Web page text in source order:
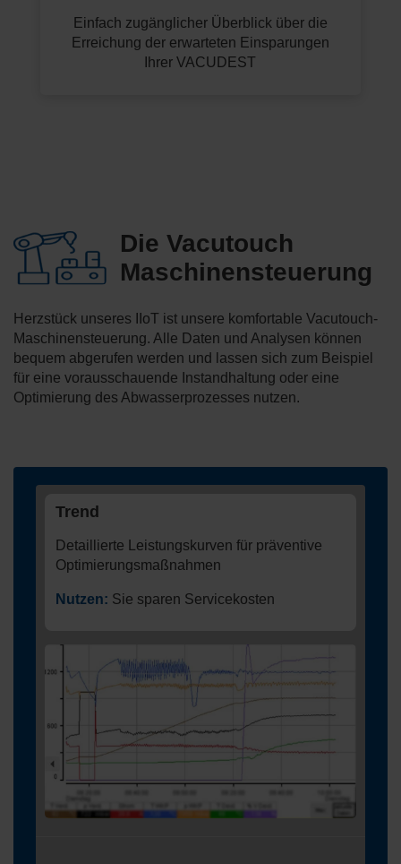
Einfach zugänglicher Überblick über die
Erreichung der erwarteten Einsparungen
Ihrer VACUDEST
Die Vacutouch
Maschinensteuerung
Herzstück unseres IIoT ist unsere komfortable Vacutouch-
Maschinensteuerung. Alle Daten und Analysen können
bequem abgerufen werden und lassen sich zum Beispiel
für eine vorausschauende Instandhaltung oder eine
Optimierung des Abwasserprozesses nutzen.
Trend
Detaillierte Leistungskurven für präventive
Optimierungsmaßnahmen
Nutzen: Sie sparen Servicekosten